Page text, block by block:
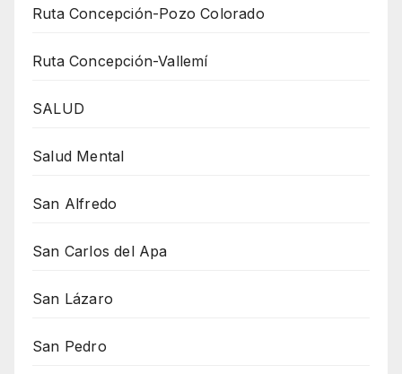
Ruta Concepción-Pozo Colorado
Ruta Concepción-Vallemí
SALUD
Salud Mental
San Alfredo
San Carlos del Apa
San Lázaro
San Pedro